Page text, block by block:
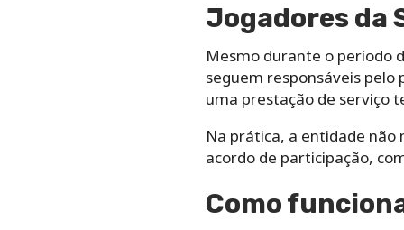
Jogadores da
Mesmo durante o período
seguem responsáveis pelo
uma prestação de serviço
Na prática, a entidade
acordo de participação,
Como